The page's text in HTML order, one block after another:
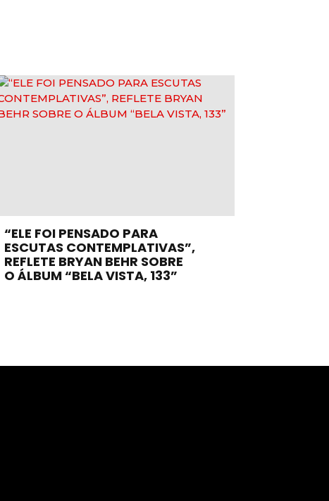
“ELE FOI PENSADO PARA
ESCUTAS CONTEMPLATIVAS”,
REFLETE BRYAN BEHR SOBRE
O ÁLBUM “BELA VISTA, 133”